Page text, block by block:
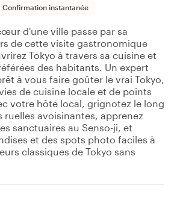
Confirmation instantanée
d'une ville passe par sa
de cette visite gastronomique
Tokyo à travers sa cuisine et
des habitants. Un expert
à vous faire goûter le vrai Tokyo,
de cuisine locale et de points
votre hôte local, grignotez le long
ruelles avoisinantes, apprenez
sanctuaires au Senso-ji, et
et des spots photo faciles à
classiques de Tokyo sans